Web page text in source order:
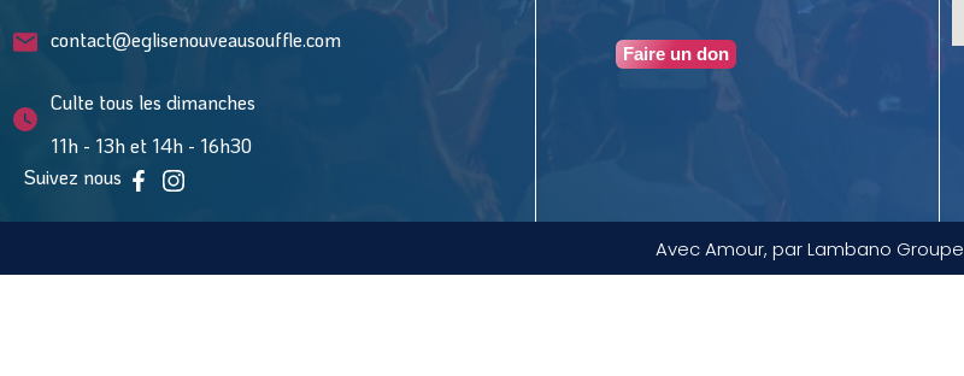
contact@eglisenouveausouffle.com
Culte tous les dimanches
11h - 13h et 14h - 16h30
Suivez nous
Faire un don
Avec Amour, par Lambano Groupe